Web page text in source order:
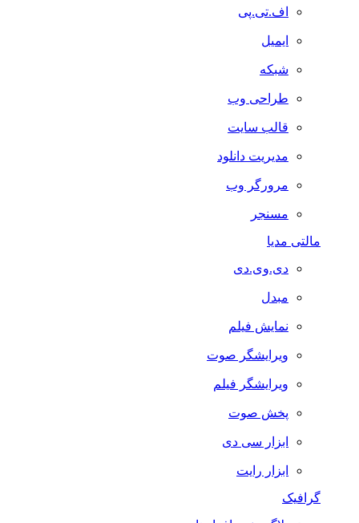
اف.تی.پی
ایمیل
شبکه
طراحی وب
قالب سایت
مدیریت دانلود
مرورگر وب
مسنجر
مالتی مدیا
دی.وی.دی
مبدل
نمایش فیلم
ویرایشگر صوت
ویرایشگر فیلم
پخش صوت
ابزار سی دی
ابزار رایت
گرافیک